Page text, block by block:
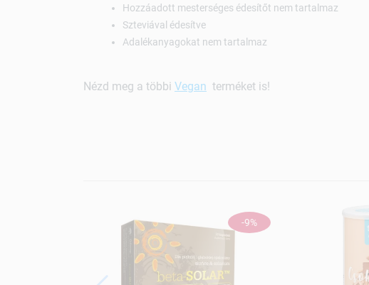
Hozzáadott mesterséges édesítőt nem tartalmaz
Szteviával édesítve
Adalékanyagokat nem tartalmaz
Nézd meg a többi Vegan terméket is!
-9%